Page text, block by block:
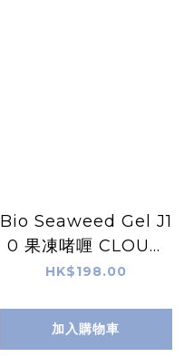
Bio Seaweed Gel J1
0 果凍啫喱 CLOUD
NINE 天然無毒Gel甲
HK$198.00
加入購物車